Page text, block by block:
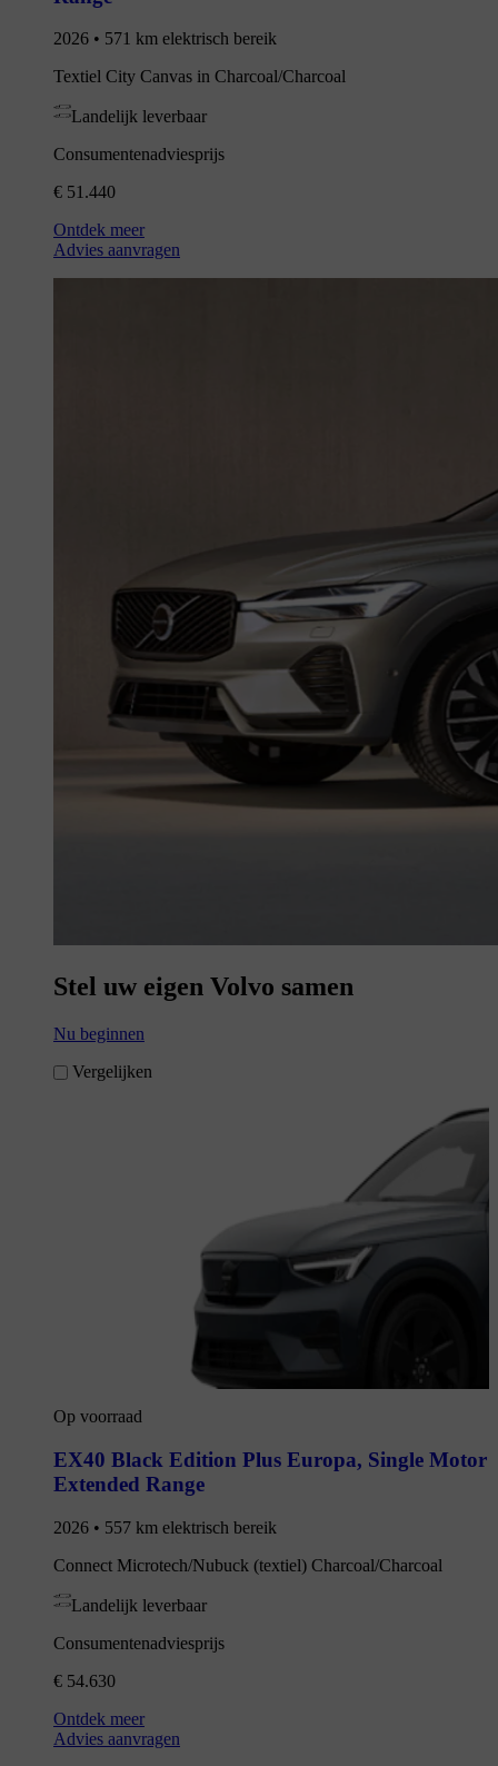
2026 • 571 km elektrisch bereik
Textiel City Canvas in Charcoal/Charcoal
Landelijk leverbaar
Consumentenadviesprijs
€ 51.440
Ontdek meer
Advies aanvragen
Stel uw eigen Volvo samen
Nu beginnen
Vergelijken
Op voorraad
EX40 Black Edition Plus Europa, Single Motor
Extended Range
2026 • 557 km elektrisch bereik
Connect Microtech/Nubuck (textiel) Charcoal/Charcoal
Landelijk leverbaar
Consumentenadviesprijs
€ 54.630
Ontdek meer
Advies aanvragen